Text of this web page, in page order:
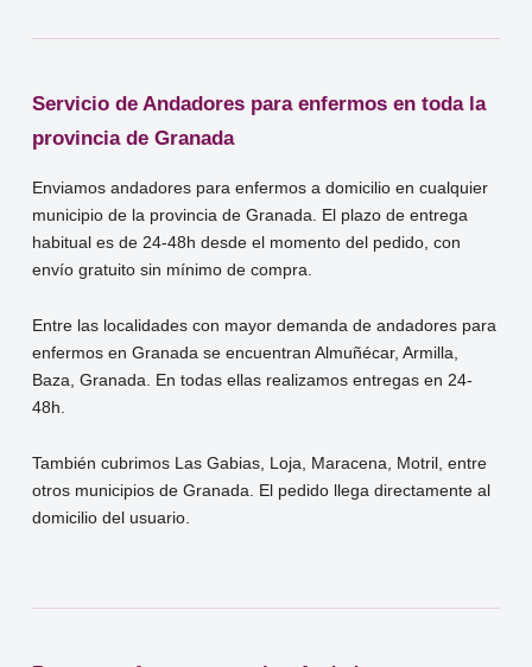
Servicio de Andadores para enfermos en toda la
provincia de Granada
Enviamos andadores para enfermos a domicilio en cualquier
municipio de la provincia de Granada. El plazo de entrega
habitual es de 24-48h desde el momento del pedido, con
envío gratuito sin mínimo de compra.
Entre las localidades con mayor demanda de andadores para
enfermos en Granada se encuentran Almuñécar, Armilla,
Baza, Granada. En todas ellas realizamos entregas en 24-
48h.
También cubrimos Las Gabias, Loja, Maracena, Motril, entre
otros municipios de Granada. El pedido llega directamente al
domicilio del usuario.